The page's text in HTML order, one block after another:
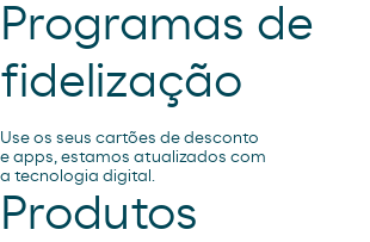
Programas de
fidelização
Use os seus cartões de desconto
e apps, estamos atualizados com
a tecnologia digital.
Produtos